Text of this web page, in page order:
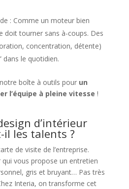
: Comme un moteur bien
doit tourner sans à-coups. Des
concentration, détente)
dans le quotidien.
boîte à outils pour un
l’équipe à pleine vitesse !
d’intérieur
les talents ?
de visite de l’entreprise.
vous propose un entretien
gris et bruyant… Pas très
Interia, on transforme cet